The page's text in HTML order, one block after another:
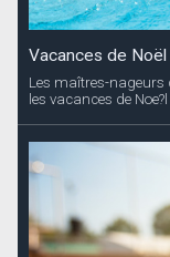
Vacances de
Les maîtres-nageurs
les vacances de